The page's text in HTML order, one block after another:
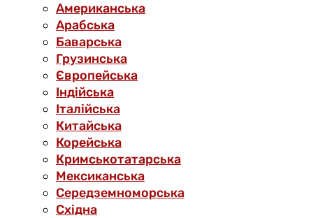
Американська
Арабська
Баварська
Грузинська
Європейська
Індійська
Італійська
Китайська
Корейська
Кримськотатарська
Мексиканська
Середземноморська
Східна